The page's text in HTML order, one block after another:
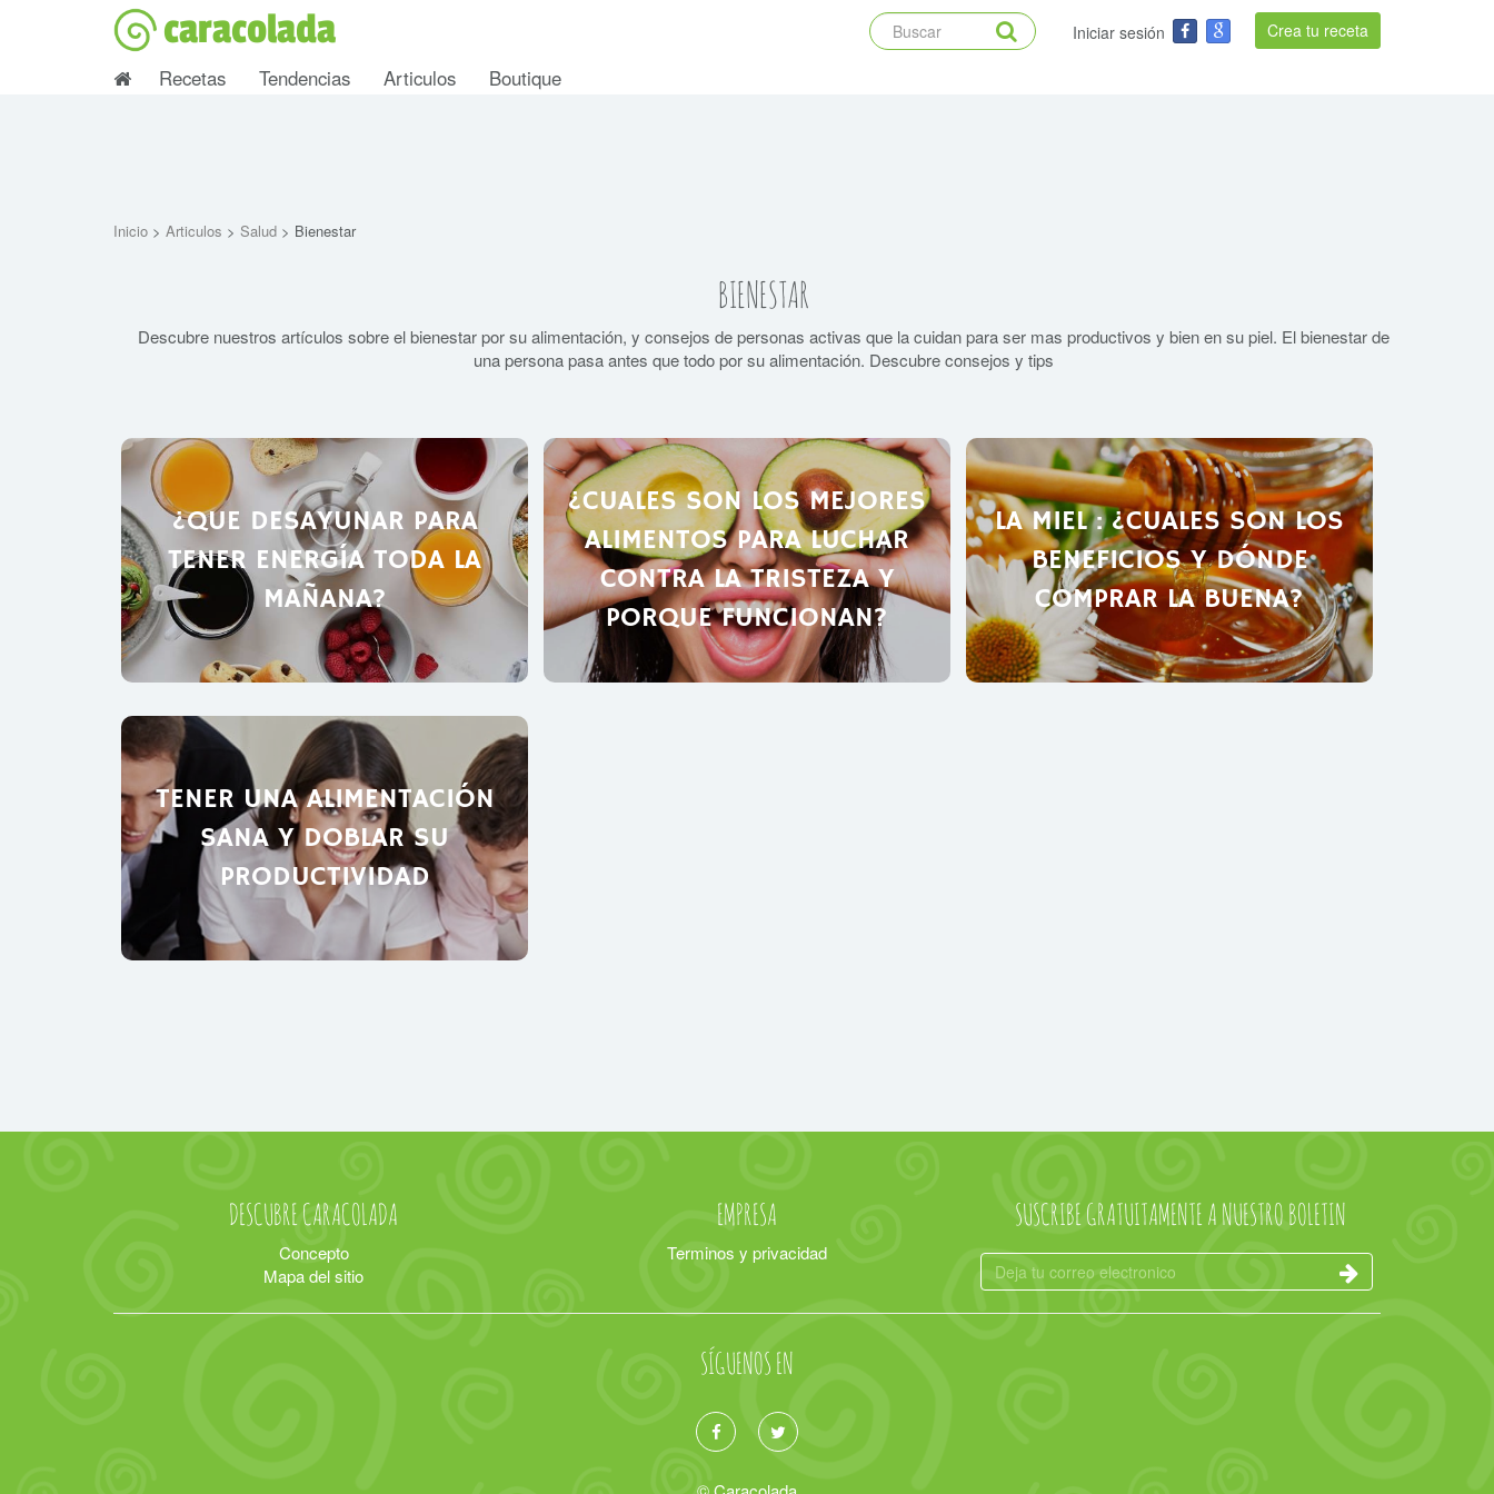
caracolada Crea tu receta
Iniciar sesión
Recetas Tendencias Articulos Boutique
Inicio > Articulos > Salud > Bienestar
BIENESTAR
Descubre nuestros artículos sobre el bienestar por su alimentación, y consejos de personas activas que la cuidan para ser mas productivos y bien en su piel. El bienestar de
una persona pasa antes que todo por su alimentación. Descubre consejos y tips
¿QUE DESAYUNAR PARA
TENER ENERGÍA TODA LA
MAÑANA?
¿CUALES SON LOS MEJORES
ALIMENTOS PARA LUCHAR
CONTRA LA TRISTEZA Y
PORQUE FUNCIONAN?
LA MIEL : ¿CUALES SON LOS
BENEFICIOS Y DÓNDE
COMPRAR LA BUENA?
TENER UNA ALIMENTACIÓN
SANA Y DOBLAR SU
PRODUCTIVIDAD
DESCUBRE CARACOLADA
Concepto
Mapa del sitio
EMPRESA
Terminos y privacidad
SUSCRIBE GRATUITAMENTE A NUESTRO BOLETIN
SÍGUENOS EN